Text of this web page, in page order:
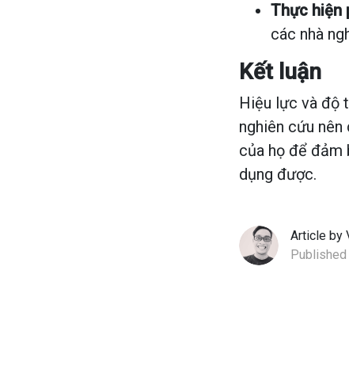
Thực hiện
các nhà
Kết luận
Hiệu lực và độ
nghiên cứu
của họ để đảm
dụng được.
Article by